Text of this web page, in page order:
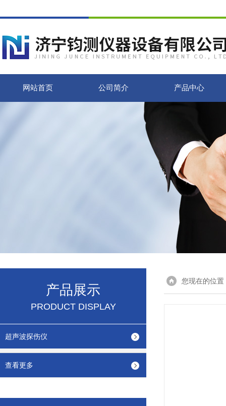
网站首页 公司简介 产品中心
产品展示
PRODUCT DISPLAY
超声波探伤仪
查看更多
您现在的位置